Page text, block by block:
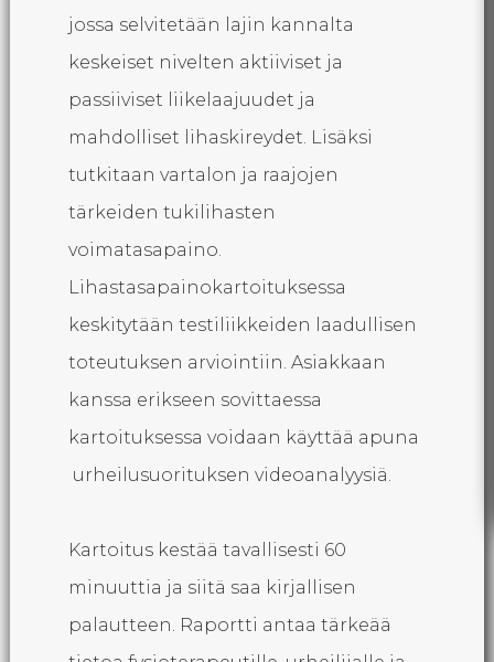
jossa selvitetään lajin kannalta
keskeiset nivelten aktiiviset ja
passiiviset liikelaajuudet ja
mahdolliset lihaskireydet. Lisäksi
tutkitaan vartalon ja raajojen
tärkeiden tukilihasten
voimatasapaino.
Lihastasapainokartoituksessa
keskitytään testiliikkeiden laadullisen
toteutuksen arviointiin. Asiakkaan
kanssa erikseen sovittaessa
kartoituksessa voidaan käyttää apuna
urheilusuorituksen videoanalyysiä.
Kartoitus kestää tavallisesti 60
minuuttia ja siitä saa kirjallisen
palautteen. Raportti antaa tärkeää